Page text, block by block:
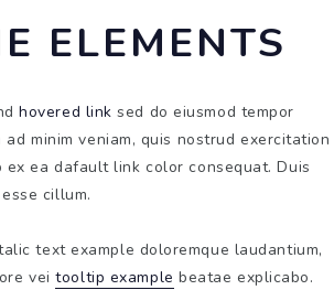
ELEMENTS
hovered link sed do eiusmod tempor
minim veniam, quis nostrud exercitation
ea dafault link color consequat. Duis
cillum.
text example doloremque laudantium,
veitooltip example beatae explicabo.